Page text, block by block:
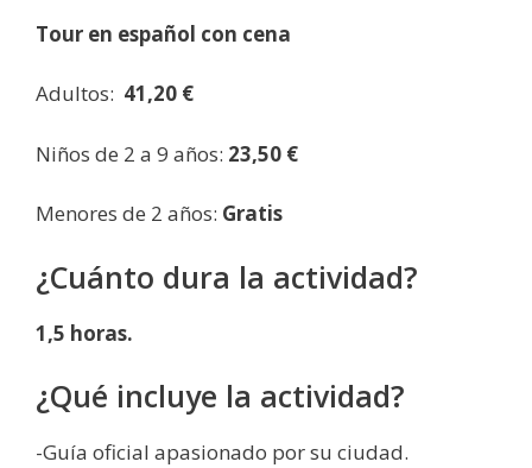
Tour en español con cena
Adultos: 41,20 €
Niños de 2 a 9 años: 23,50 €
Menores de 2 años: Gratis
¿Cuánto dura la actividad?
1,5 horas.
¿Qué incluye la actividad?
-Guía oficial apasionado por su ciudad.